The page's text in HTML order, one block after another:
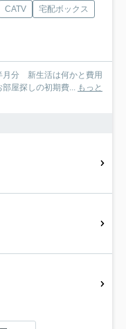
CATV
宅配ボックス
月分 新生活は何かと費用
屋探しの初期費...
もっと